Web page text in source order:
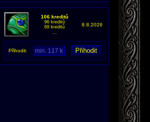
106 kreditů
96 kreditů
69 kreditů
8.8.2026
Přihodit: